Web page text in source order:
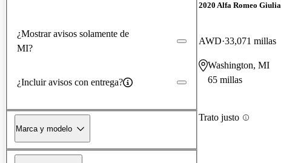
¿Mostrar avisos solamente de
MI?
¿Incluir avisos con entrega?
Marca y modelo
2020 Alfa Romeo Giulia
AWD 33,071 millas
Washington, MI
65 millas
Trato justo